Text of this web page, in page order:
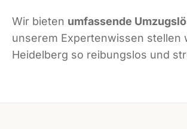
Wir bieten umfassende
unserem Expertenwissen stellen
Heidelberg so reibungslos und